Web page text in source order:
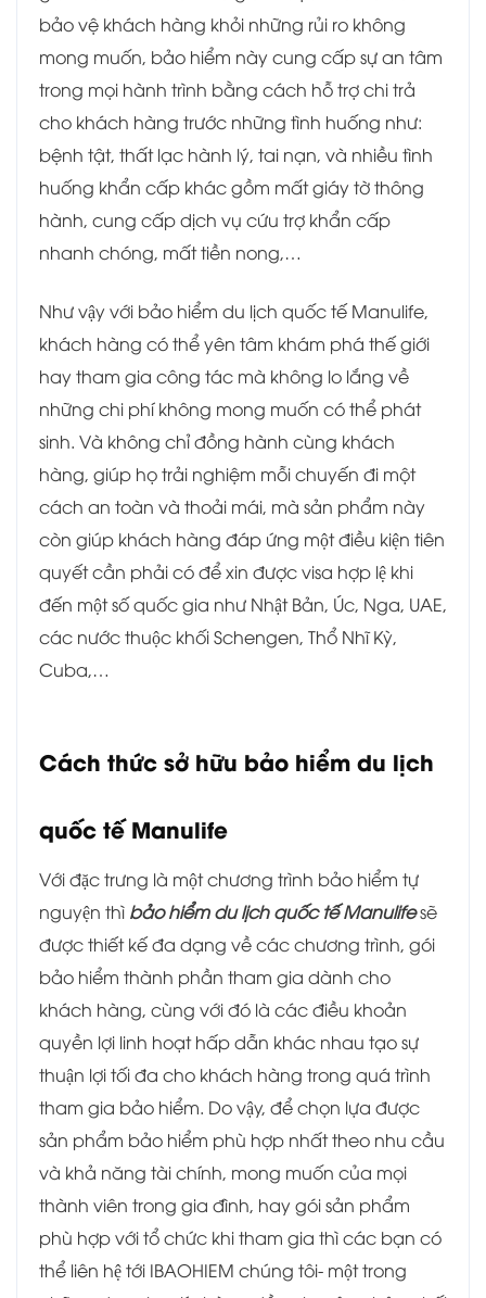
bảo vệ khách hàng khỏi những rủi ro không
mong muốn, bảo hiểm này cung cấp sự an tâm
trong mọi hành trình bằng cách hỗ trợ chi trả
cho khách hàng trước những tình huống như:
bệnh tật, thất lạc hành lý, tai nạn, và nhiều tình
huống khẩn cấp khác gồm mất giáy tờ thông
hành, cung cấp dịch vụ cứu trợ khẩn cấp
nhanh chóng, mất tiền nong,…
Như vậy với bảo hiểm du lịch quốc tế Manulife,
khách hàng có thể yên tâm khám phá thế giới
hay tham gia công tác mà không lo lắng về
những chi phí không mong muốn có thể phát
sinh. Và không chỉ đồng hành cùng khách
hàng, giúp họ trải nghiệm mỗi chuyến đi một
cách an toàn và thoải mái, mà sản phẩm này
còn giúp khách hàng đáp ứng một điều kiện tiên
quyết cần phải có để xin được visa hợp lệ khi
đến một số quốc gia như Nhật Bản, Úc, Nga, UAE,
các nước thuộc khối Schengen, Thổ Nhĩ Kỳ,
Cuba,…
Cách thức sở hữu bảo hiểm du lịch
quốc tế Manulife
Với đặc trưng là một chương trình bảo hiểm tự
nguyện thì bảo hiểm du lịch quốc tế Manulifesẽ
được thiết kế đa dạng về các chương trình, gói
bảo hiểm thành phần tham gia dành cho
khách hàng, cùng với đó là các điều khoản
quyền lợi linh hoạt hấp dẫn khác nhau tạo sự
thuận lợi tối đa cho khách hàng trong quá trình
tham gia bảo hiểm. Do vậy, để chọn lựa được
sản phẩm bảo hiểm phù hợp nhất theo nhu cầu
và khả năng tài chính, mong muốn của mọi
thành viên trong gia đình, hay gói sản phẩm
phù hợp với tổ chức khi tham gia thì các bạn có
thể liên hệ tới IBAOHIEM chúng tôi- một trong